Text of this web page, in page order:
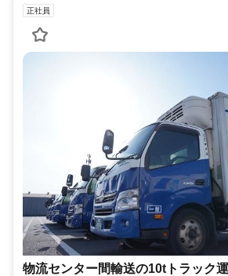
正社員
物流センター間輸送の10tトラック